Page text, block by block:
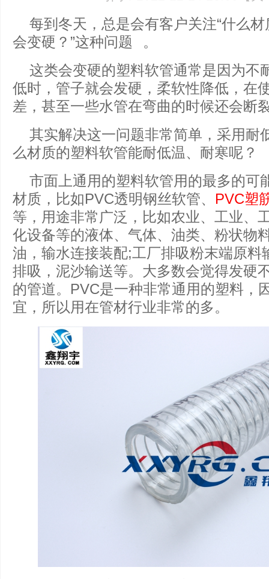
每到冬天，总是会有客户关注“什么材
会变硬？”这种问题 。
这类会变硬的塑料软管通常是因为不
低时，管子就会发硬，柔软性降低，在
差，甚至一些水管在弯曲的时候还会断
其实解决这一问题非常简单，采用耐
么材质的塑料软管能耐低温、耐寒呢？
市面上通用的塑料软管用的最多的可
材质，比如PVC透明钢丝软管、 PVC塑
等，用途非常广泛，比如农业、工业、
化设备等的液体、气体、油类、粉状物
油，输水连接装配;工厂排吸粉末端原料
排吸，泥沙输送等。大多数会觉得发硬
的管道。PVC是一种非常通用的塑料，
宜，所以用在管材行业非常的多。